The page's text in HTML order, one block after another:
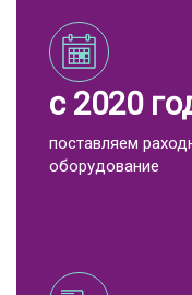
с 2020
поставляем
оборудование